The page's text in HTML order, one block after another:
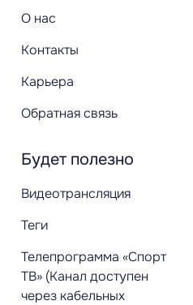
О нас
Контакты
Карьера
Обратная связь
Будет полезно
Видеотрансляция
Теги
Телепрограмма «Спорт
ТВ» (Канал доступен
через кабельных